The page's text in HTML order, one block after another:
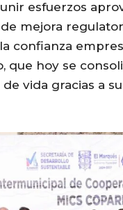
esfuerzos
mejora
confianza
que hoy se
vida gracias a